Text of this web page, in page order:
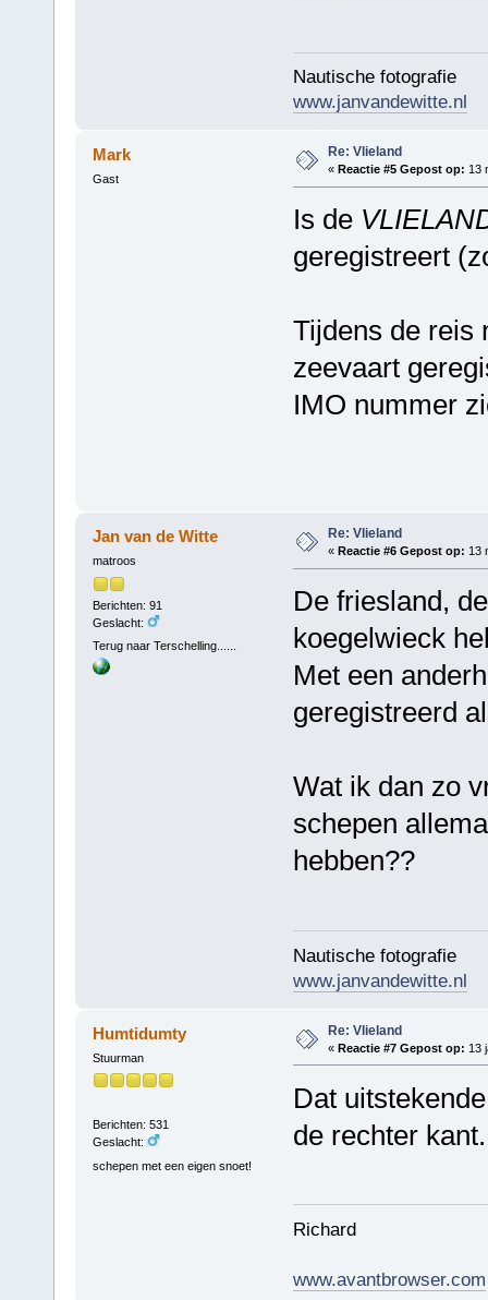
Nautische fotografie
www.janvandewitte.nl
Mark
Gast
Re: Vlieland
« Reactie #5 Gepost op: 13
Is de
geregistreert
Tijdens de reis
zeevaart
IMO nummer
Jan van de Witte
matroos
Berichten: 91
Geslacht:
Terug naar Terschelling......
Re: Vlieland
« Reactie #6 Gepost op: 13
De friesland,
koegelwieck
Met een
geregistreerd
Wat ik dan zo
schepen
hebben??
Nautische fotografie
www.janvandewitte.nl
Humtidumty
Stuurman
Berichten: 531
Geslacht:
schepen met een eigen snoet!
Re: Vlieland
« Reactie #7 Gepost op: 13
Dat
de rechter
Richard
www.avantbrowser.com